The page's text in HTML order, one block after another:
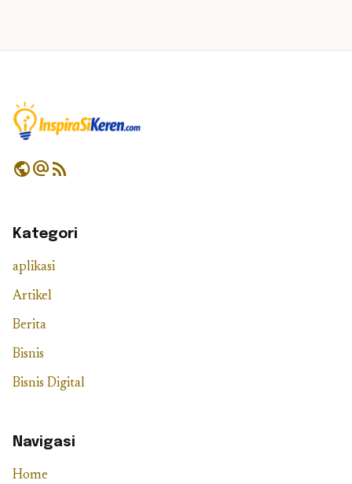
publicalternate_emailrss_feed
Kategori
aplikasi
Artikel
Berita
Bisnis
Bisnis Digital
Navigasi
Home